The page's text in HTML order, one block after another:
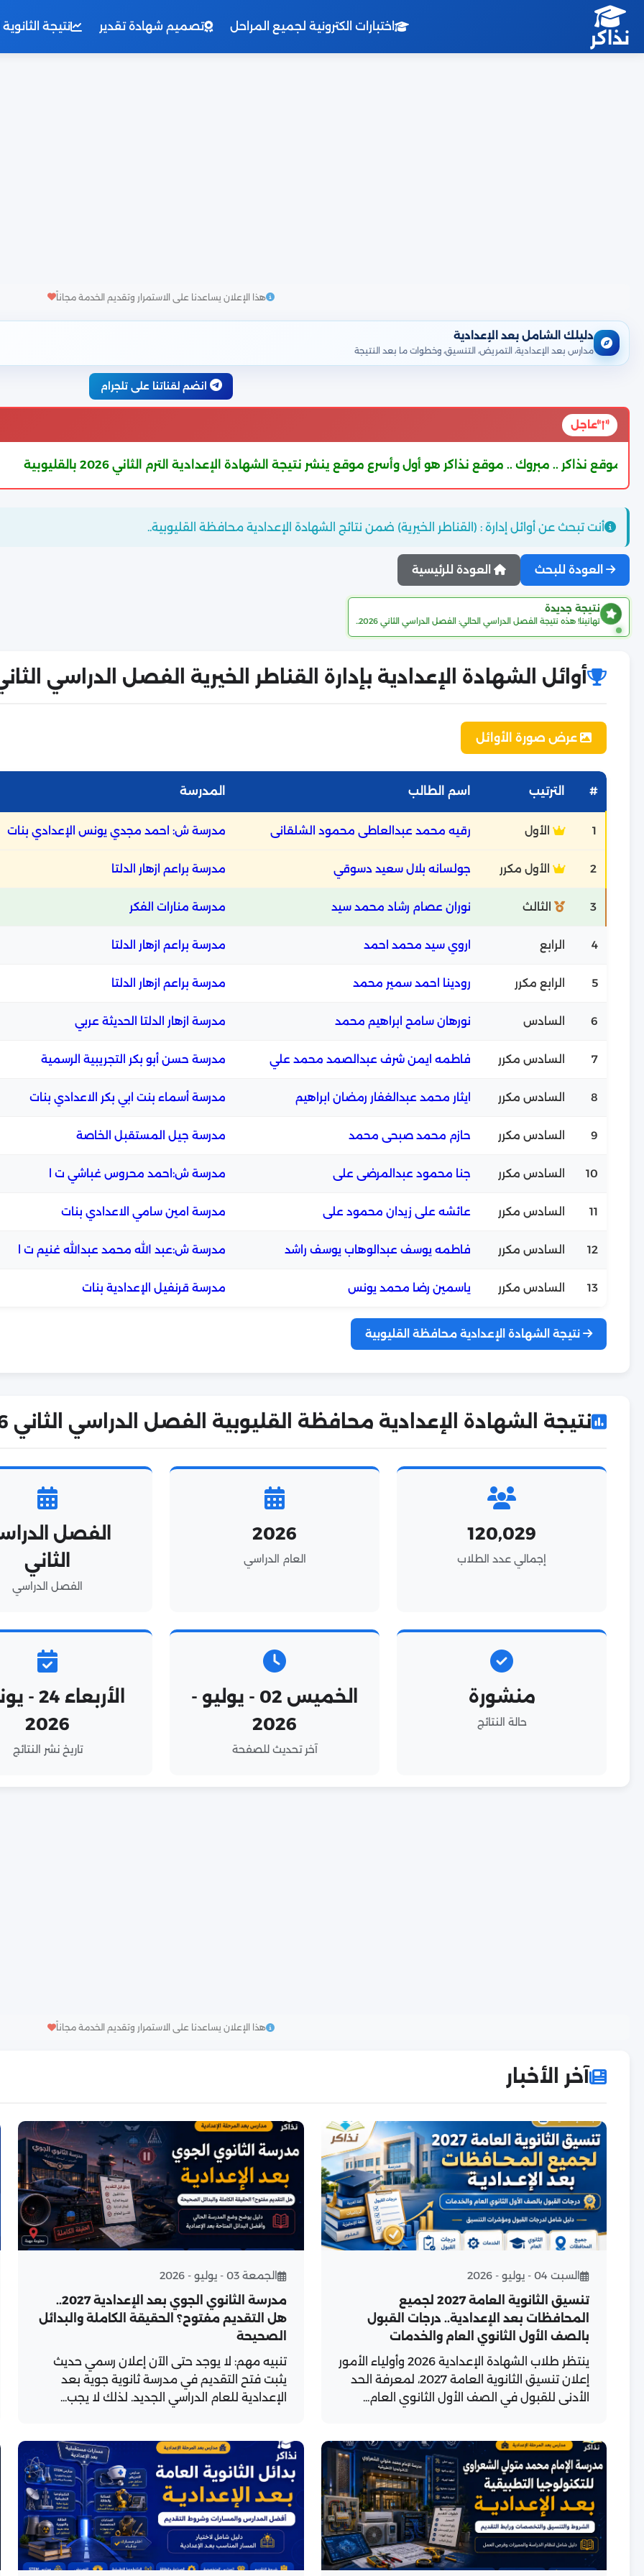
نذاكر
اختبارات الكترونية لجميع المراحل تصميم شهادة تقدير نتيجة الثانوية
هذا الإعلان يساعدنا على الاستمرار وتقديم الخدمة مجاناً
دليلك الشامل بعد الإعدادية
مدارس بعد الإعدادية، التمريض، التنسيق، وخطوات ما بعد النتيجة
انضم لقناتنا على تلجرام
عاجل
مبروك .. موقع نذاكر هو أول وأسرع موقع ينشر نتيجة الشهادة الإعدادية الترم الثاني 2026 بالقليوبية
أنت تبحث عن أوائل إدارة : (القناطر الخيرية) ضمن نتائج الشهادة الإعدادية محافظة القليوبية..
العودة للبحث العودة للرئيسية
نتيجة جديدة
تهانينا! هذه نتيجة الفصل الدراسي الحالي: الفصل الدراسي الثاني 2026..
أوائل الشهادة الإعدادية بإدارة القناطر الخيرية الفصل الدراسي الثاني
عرض صورة الأوائل
# الترتيب اسم الطالب المدرسة
1 الأول رقيه محمد عبدالعاطى محمود الشلقانى مدرسة ش: احمد مجدي يونس الإعدادي بنات
2 الأول مكرر جولسانه بلال سعيد دسوقي مدرسة براعم ازهار الدلتا
3 الثالث نوران عصام رشاد محمد سيد مدرسة منارات الفكر
4 الرابع اروي سيد محمد احمد مدرسة براعم ازهار الدلتا
5 الرابع مكرر رودينا احمد سمير محمد مدرسة براعم ازهار الدلتا
6 السادس نورهان سامح ابراهيم محمد مدرسة ازهار الدلتا الحديثة عربي
7 السادس مكرر فاطمه ايمن شرف عبدالصمد محمد علي مدرسة حسن أبو بكر التجريبية الرسمية
8 السادس مكرر ايثار محمد عبدالغفار رمضان ابراهيم مدرسة أسماء بنت ابي بكر الاعدادي بنات
9 السادس مكرر حازم محمد صبحى محمد مدرسة جيل المستقبل الخاصة
10 السادس مكرر جنا محمود عبدالمرضى على مدرسة ش:احمد محروس غباشي ت ا
11 السادس مكرر عائشه على زيدان محمود على مدرسة امين سامي الاعدادي بنات
12 السادس مكرر فاطمه يوسف عبدالوهاب يوسف راشد مدرسة ش:عبد الله محمد عبدالله غنيم ت ا
13 السادس مكرر ياسمين رضا محمد يونس مدرسة قرنفيل الإعدادية بنات
نتيجة الشهادة الإعدادية محافظة القليوبية
نتيجة الشهادة الإعدادية محافظة القليوبية الفصل الدراسي الثاني 2026 في أرقام!
120,029
إجمالي عدد الطلاب
2026
العام الدراسي
الفصل
الثاني
الفصل الدراسي
منشورة
حالة النتائج
الخميس 02 - يوليو -
2026
آخر تحديث للصفحة
الأربعاء
2026
تاريخ نشر النتائج
هذا الإعلان يساعدنا على الاستمرار وتقديم الخدمة مجاناً
آخر الأخبار
السبت 04 - يوليو - 2026
تنسيق الثانوية العامة 2027 لجميع
المحافظات بعد الإعدادية.. درجات القبول
بالصف الأول الثانوي العام والخدمات
ينتظر طلاب الشهادة الإعدادية 2026 وأولياء الأمور
إعلان تنسيق الثانوية العامة 2027، لمعرفة الحد
الأدنى للقبول في الصف الأول الثانوي العام...
الجمعة 03 - يوليو - 2026
مدرسة الثانوي الجوي بعد الإعدادية 2027..
هل التقديم مفتوح؟ الحقيقة الكاملة والبدائل
الصحيحة
تنبيه مهم: لا يوجد حتى الآن إعلان رسمي حديث
يثبت فتح التقديم في مدرسة ثانوية جوية بعد
الإعدادية للعام الدراسي الجديد. لذلك لا يجب...